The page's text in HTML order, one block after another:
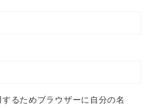
るためブラウザーに自分の名